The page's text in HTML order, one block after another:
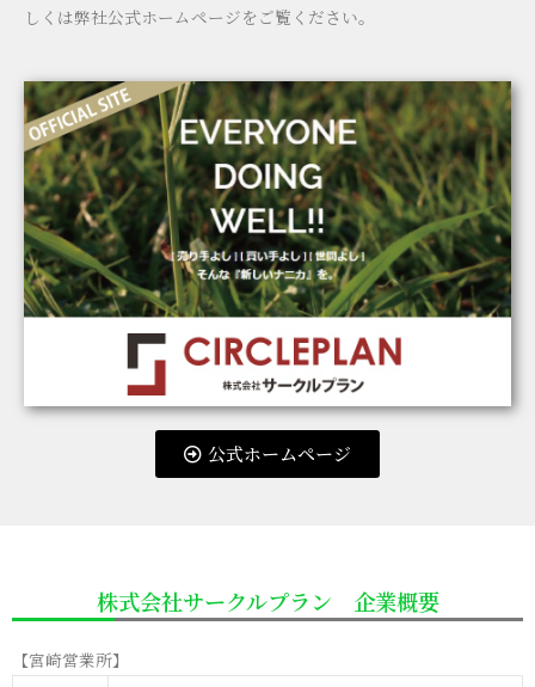
しくは弊社公式ホームページをご覧ください。
公式ホームページ
株式会社サークルプラン 企業概要
【宮崎営業所】